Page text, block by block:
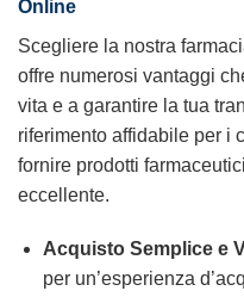
Online
Scegliere la nostra
offre numerosi vantaggi
vita e a garantire la tua
riferimento affidabile per i
fornire prodotti
eccellente.
Acquisto Semplice e
per un’esperienza